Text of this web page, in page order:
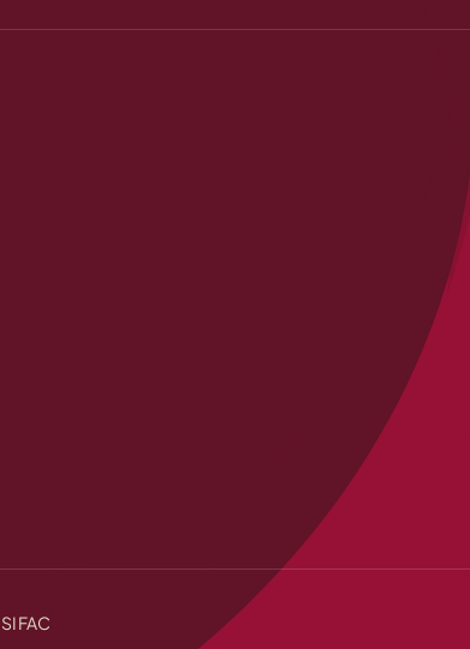
SIFAC